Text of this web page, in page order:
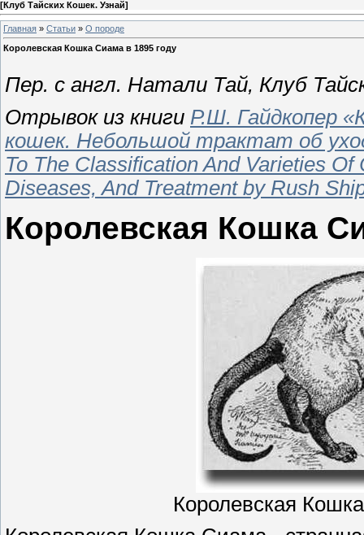
[Клуб Тайских Кошек. Узнай]
Главная » Статьи » О породе
Королевская Кошка Сиама в 1895 году
Пер. с англ. Натали Тай, Клуб
Отрывок из книги Р.Ш. Гайдкопер
кошек. Небольшой трактат об
To The Classification And Varieties
Diseases, And Treatment by Rush
Королевская Кошка
Королевская